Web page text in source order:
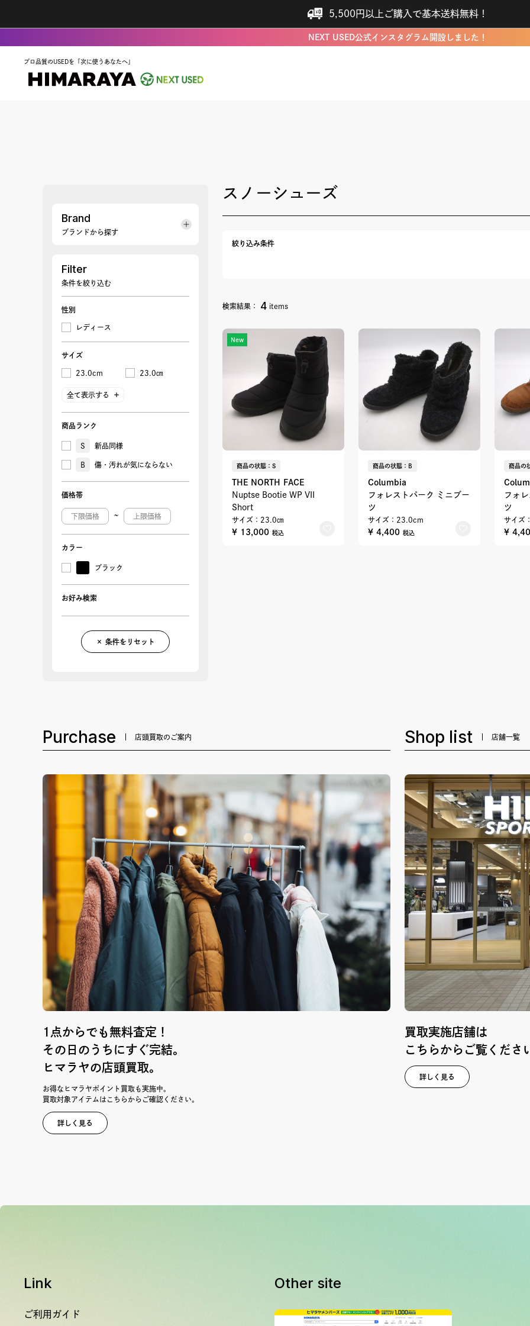
5,500円以上ご購入で基本送料無料！
NEXT USED公式インスタグラム開設しました！
プロ品質のUSEDを「次に使うあなたへ」
Brand
ブランドから探す
Filter
条件を絞り込む
性別
レディース
サイズ
23.0cm 23.0㎝
全て表示する
商品ランク
S 新品同様
B 傷・汚れが気にならない
価格帯
~
カラー
ブラック
お好み検索
× 条件をリセット
スノーシューズ
絞り込み条件
検索結果： 4 items
New
商品の状態：S
THE NORTH FACE
Nuptse Bootie WP VII
Short
サイズ：23.0㎝
¥ 13,000 税込
商品の状態：B
Columbia
フォレストパーク ミニブー
ツ
サイズ：23.0cm
¥ 4,400 税込
商品の
フォ
ツ
サイズ
¥
Purchase 店頭買取のご案内
1点からでも無料査定！
その日のうちにすぐ完結。
ヒマラヤの店頭買取。
お得なヒマラヤポイント買取も実施中。
買取対象アイテムはこちらからご確認ください。
詳しく見る
Shop list 店舗一覧
買取実施店舗は
こちらからご覧くださ
詳しく見る
Link
ご利用ガイド
Other site